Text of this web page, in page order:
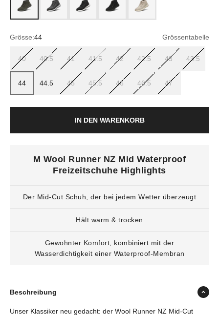
Grösse:44 Grössentabelle
40 40.5 41 41.5 42 42.5 43 43.5
44 44.5 45 45.5 46 46.5 47
IN DEN WARENKORB
M Wool Runner NZ Mid Waterproof
Freizeitschuhe Highlights
Der Mid-Cut Schuh, der bei jedem Wetter überzeugt
Hält warm & trocken
Gewohnter Komfort, kombiniert mit der
Wasserdichtigkeit einer Waterproof-Membran
Beschreibung
Unser Klassiker neu gedacht: der Wool Runner NZ Mid-Cut